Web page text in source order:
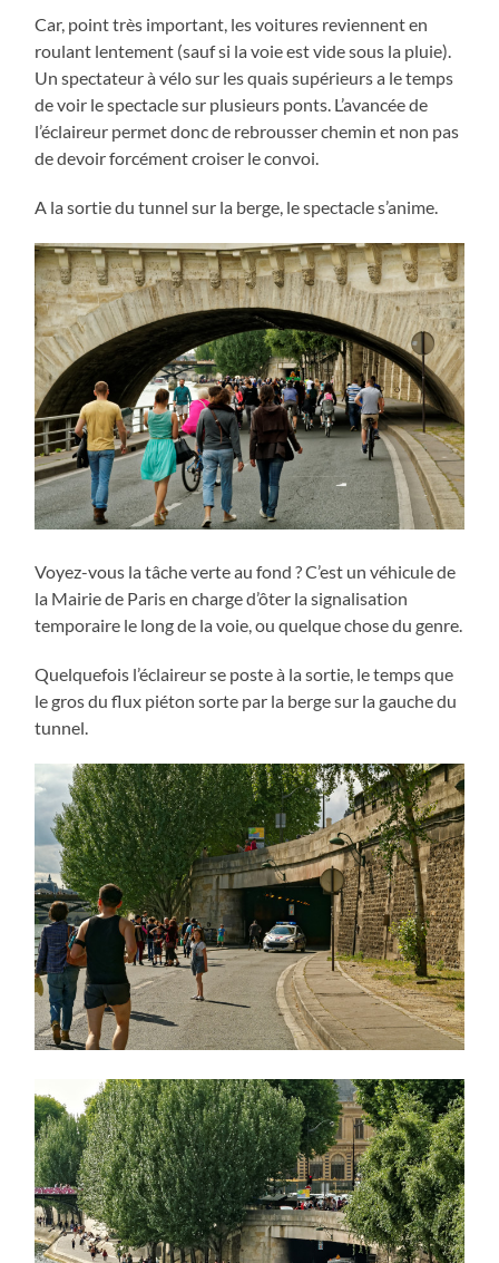
Car, point très important, les voitures reviennent en
roulant lentement (sauf si la voie est vide sous la pluie).
Un spectateur à vélo sur les quais supérieurs a le temps
de voir le spectacle sur plusieurs ponts. L’avancée de
l’éclaireur permet donc de rebrousser chemin et non pas
de devoir forcément croiser le convoi.
A la sortie du tunnel sur la berge, le spectacle s’anime.
Voyez-vous la tâche verte au fond ? C’est un véhicule de
la Mairie de Paris en charge d’ôter la signalisation
temporaire le long de la voie, ou quelque chose du genre.
Quelquefois l’éclaireur se poste à la sortie, le temps que
le gros du flux piéton sorte par la berge sur la gauche du
tunnel.